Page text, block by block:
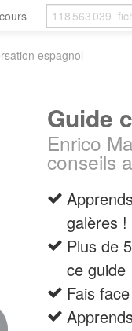
cours
espagnol
Guide
Enrico
conseils
galères !
Plus de
ce guide
Fais